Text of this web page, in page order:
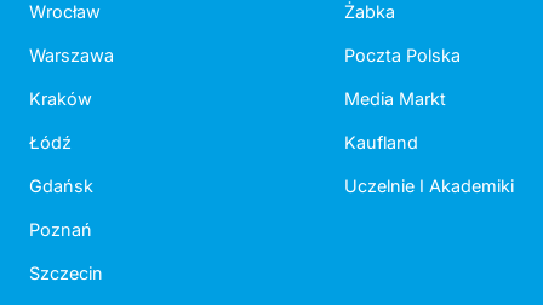
Wrocław
Warszawa
Kraków
Łódź
Gdańsk
Poznań
Szczecin
Żabka
Poczta Polska
Media Markt
Kaufland
Uczelnie I Akademiki